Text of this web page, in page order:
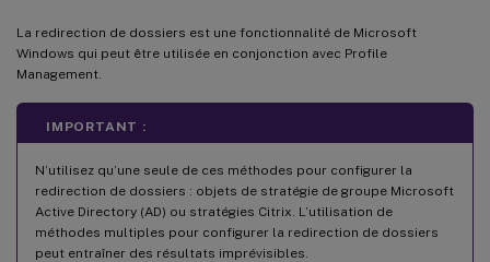
La redirection de dossiers est une fonctionnalité de Microsoft
Windows qui peut être utilisée en conjonction avec Profile
Management.
IMPORTANT :
N’utilisez qu’une seule de ces méthodes pour configurer la
redirection de dossiers : objets de stratégie de groupe Microsoft
Active Directory (AD) ou stratégies Citrix. L’utilisation de
méthodes multiples pour configurer la redirection de dossiers
peut entraîner des résultats imprévisibles.